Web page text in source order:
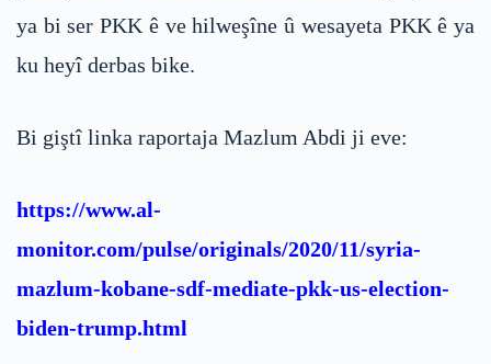
ya bi ser PKK ê ve hilweşîne û wesayeta PKK ê ya
ku heyî derbas bike.
Bi giştî linka raportaja Mazlum Abdi ji eve:
https://www.al-
monitor.com/pulse/originals/2020/11/syria-
mazlum-kobane-sdf-mediate-pkk-us-election-
biden-trump.html